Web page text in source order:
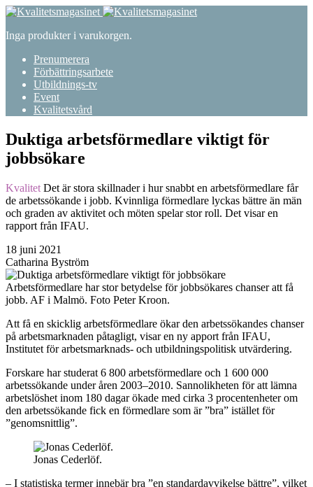
Inga produkter i varukorgen.
Prenumerera
Förbättringsarbete
Utbildnings-tv
Event
Kvalitetsvård
Duktiga arbetsförmedlare viktigt för
jobbsökare
Kvalitet Det är stora skillnader i hur snabbt en arbetsförmedlare får
de arbetssökande i jobb. Kvinnliga förmedlare lyckas bättre än män
och graden av aktivitet och möten spelar stor roll. Det visar en
rapport från IFAU.
18 juni 2021
Catharina Byström
Arbetsförmedlare har stor betydelse för jobbsökares chanser att få
jobb. AF i Malmö. Foto Peter Kroon.
Att få en skicklig arbetsförmedlare ökar den arbetssökandes chanser
på arbetsmarknaden påtagligt, visar en ny apport från IFAU,
Institutet för arbetsmarknads- och utbildningspolitisk utvärdering.
Forskare har studerat 6 800 arbetsförmedlare och 1 600 000
arbetssökande under åren 2003–2010. Sannolikheten för att lämna
arbetslöshet inom 180 dagar ökade med cirka 3 procentenheter om
den arbetssökande fick en förmedlare som är ”bra” istället för
”genomsnittlig”.
Jonas Cederlöf.
– I statistiska termer innebär bra ”en standardavvikelse bättre”, vilket